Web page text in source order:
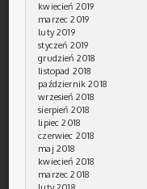
kwiecień 2019
marzec 2019
luty 2019
styczeń 2019
grudzień 2018
listopad 2018
październik 2018
wrzesień 2018
sierpień 2018
lipiec 2018
czerwiec 2018
maj 2018
kwiecień 2018
marzec 2018